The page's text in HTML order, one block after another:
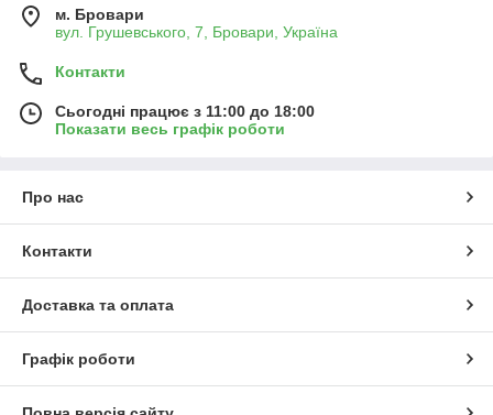
м. Бровари
вул. Грушевського, 7, Бровари, Україна
Контакти
Сьогодні працює з 11:00 до 18:00
Показати весь графік роботи
Про нас
Контакти
Доставка та оплата
Графік роботи